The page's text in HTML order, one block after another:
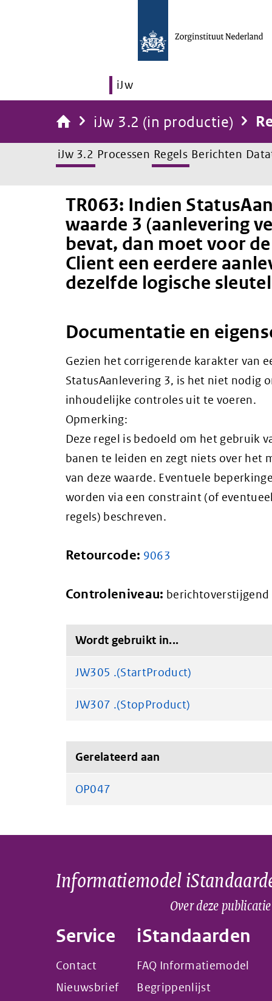
iJw
iJw 3.2 (in productie)
iJw 3.2 Processen Regels Berichten
TR063: Indien
waarde 3 (aanlevering
bevat, dan moet voor
Client een eerdere
dezelfde logische
Documentatie en
Gezien het corrigerende karakter van
StatusAanlevering 3, is het niet nodig
inhoudelijke controles uit te voeren.
Opmerking:
Deze regel is bedoeld om het gebruik
banen te leiden en zegt niets over het
van deze waarde. Eventuele
worden via een constraint (of
regels) beschreven.
Retourcode: 9063
Controleniveau: berichtoverstijgend
Wordt gebruikt in...
JW305 .(StartProduct)
JW307 .(StopProduct)
Gerelateerd aan
OP047
Informatiemodel
Over deze publicatie
Service
Contact
Nieuwsbrief
iStandaarden
FAQ Informatiemodel
Begrippenlijst